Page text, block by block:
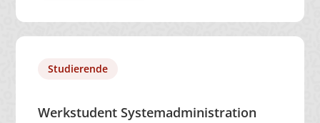
Studierende
Werkstudent Systemadministration